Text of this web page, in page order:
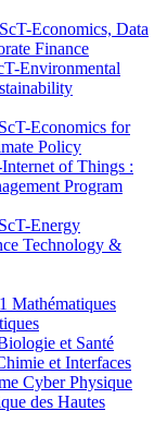
Economics, Data
Finance
Environmental
Economics for
Policy
of Things :
Program
Energy
Technology &
Mathématiques
et Santé
et Interfaces
Cyber Physique
des Hautes